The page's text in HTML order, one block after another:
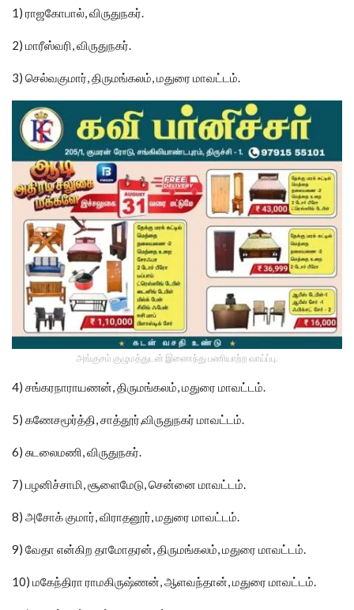
1) ராஜகோபால், விருதுநகர்.
2) மாரீஸ்வரி, விருதுநகர்.
3) செல்வகுமார், திருமங்கலம், மதுரை மாவட்டம்.
அங்குசம் குழுமத்துடன் இணைந்து பணியாற்ற வாய்ப்பு.
4) சங்கரநாராயணன், திருமங்கலம், மதுரை மாவட்டம்.
5) கணேசமூர்த்தி, சாத்தூர்,விருதுநகர் மாவட்டம்.
6) சுடலைமணி, விருதுநகர்.
7) பழனிச்சாமி, சூளைமேடு, சென்னை மாவட்டம்.
8) அசோக் குமார், விராதனூர், மதுரை மாவட்டம்.
9) வேதா என்கிற தாமோதரன், திருமங்கலம், மதுரை மாவட்டம்.
10) மகேந்திரா ராமகிருஷ்ணன், ஆளவந்தான், மதுரை மாவட்டம்.